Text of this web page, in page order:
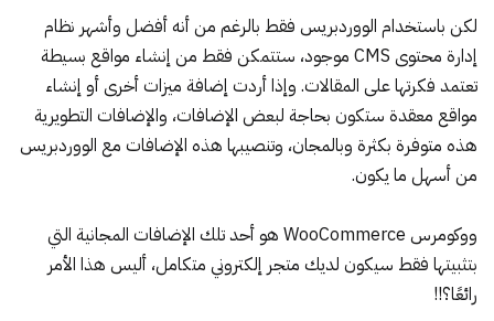
لكن باستخدام الووردبريس فقط بالرغم من أنه أفضل وأشهر نظام
إدارة محتوى CMS موجود، ستتمكن فقط من إنشاء مواقع بسيطة
تعتمد فكرتها على المقالات. وإذا أردت إضافة ميزات أخرى أو إنشاء
مواقع معقدة ستكون بحاجة لبعض الإضافات، والإضافات التطويرية
هذه متوفرة بكثرة وبالمجان، وتنصيبها هذه الإضافات مع الووردبريس
من أسهل ما يكون.
ووكومرس WooCommerce هو أحد تلك الإضافات المجانية التي
بتثبيتها فقط سيكون لديك متجر إلكتروني متكامل، أليس هذا الأمر
رائعًا؟!!